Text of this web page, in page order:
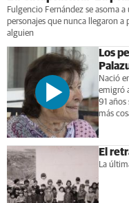
Fulgencio Fernández se asoma
personajes que nunca llegaron a
alguien
Los
Nació
emigró
91 años
más
El
La